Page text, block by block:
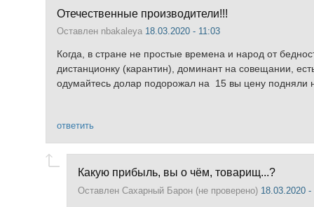
Отечественные производители!!!
Оставлен nbakaleya 18.03.2020 - 11:03
Когда, в стране не простые времена и народ от
дистанционку (карантин), доминант на совещании,
одумайтесь долар подорожал на 15 вы цену подняли
ответить
Какую прибыль, вы о чём, товарищ...?
Оставлен Сахарный Барон (не проверено) 18.03.2020 -